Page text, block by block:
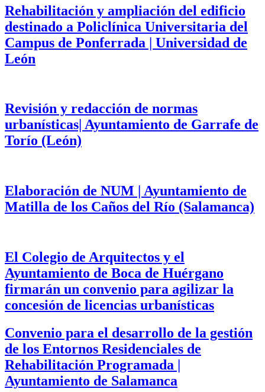
Rehabilitación y ampliación del edificio
destinado a Policlínica Universitaria del
Campus de Ponferrada | Universidad de
León
Revisión y redacción de normas
urbanísticas| Ayuntamiento de Garrafe de
Torío (León)
Elaboración de NUM | Ayuntamiento de
Matilla de los Caños del Río (Salamanca)
El Colegio de Arquitectos y el
Ayuntamiento de Boca de Huérgano
firmarán un convenio para agilizar la
concesión de licencias urbanísticas
Convenio para el desarrollo de la gestión
de los Entornos Residenciales de
Rehabilitación Programada |
Ayuntamiento de Salamanca